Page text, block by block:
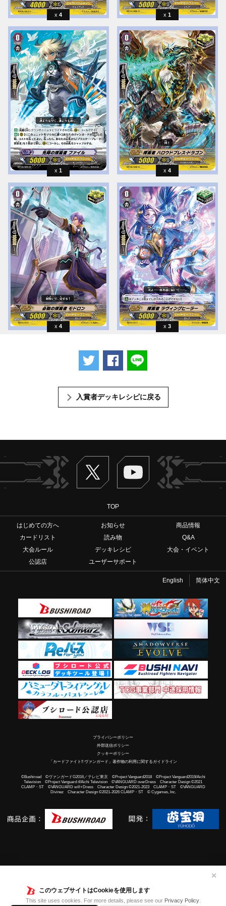
このウェブサイトはCookieを使用します
This site uses cookies. For more details, please see our Privacy Policy.
✕
4 1
1 4
4 3
ツイートするFacebookでシェアする
入賞者デッキレシピに戻る
Twitter ヴァンガードch
TOP
はじめての方へ お知らせ
商品情報
カードリスト
読み物
Q&A
大会ルール
デッキレシピ
大会・イベント
公認店
ユーザーサポート
English 简体中文
プライバシーポリシー
外部送信ポリシー
クッキーポリシー
「カードファイト!! ヴァンガード」著作物の利用に関するガイドライン
©Bushiroad ©ヴァンガードG2016／テレビ東京 ©Project Vanguard2018 ©Project Vanguard2019/Aichi
Television ©Project Vanguard if/Aichi Television ©VANGUARD overDress Character Design ©2021
CLAMP・ST ©VANGUARD will+Dress Character Design ©2021-2023 CLAMP・ST ©VANGUARD
Divinez Character Design ©2021-2026 CLAMP・ST © Cygames, Inc.